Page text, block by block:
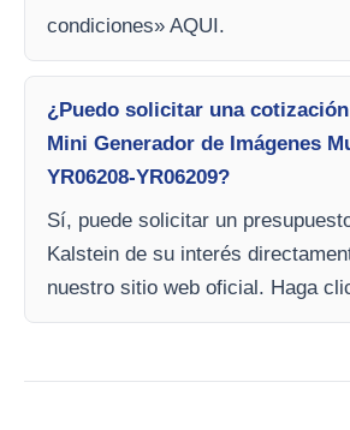
condiciones» AQUI.
¿Puedo solicitar una
Mini Generador de Imágenes
YR06208-YR06209?
Sí, puede solicitar un
Kalstein de su interés
nuestro sitio web oficial. Haga